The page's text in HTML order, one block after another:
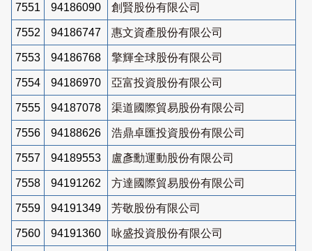
7551 94186090 創賢股份有限公司
7552 94186747 惠文資產股份有限公司
7553 94186768 擎輝全球股份有限公司
7554 94186970 亞富投資股份有限公司
7555 94187078 渠道國際貿易股份有限公司
7556 94188626 浩鼎卓匯投資股份有限公司
7557 94189553 盧彥勳運動股份有限公司
7558 94191262 方達國際貿易股份有限公司
7559 94191349 芳敬股份有限公司
7560 94191360 咏盛投資股份有限公司